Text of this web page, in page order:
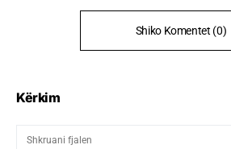
Shiko Komentet (0)
Kërkim